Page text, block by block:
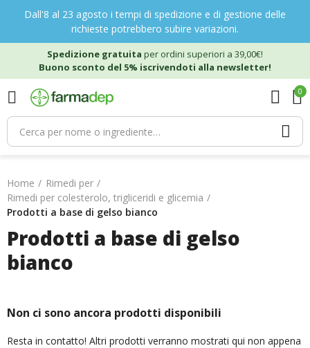
Dall'8 al 23 agosto i tempi di spedizione e di gestione delle
richieste potrebbero subire variazioni.
Spedizione gratuita per ordini superiori a 39,00€!
Buono sconto del 5% iscrivendoti alla newsletter!
0
Home
Rimedi per
Rimedi per colesterolo, trigliceridi e glicemia
Prodotti a base di gelso bianco
Prodotti a base di gelso
bianco
Non ci sono ancora prodotti disponibili
Resta in contatto! Altri prodotti verranno mostrati qui non appena